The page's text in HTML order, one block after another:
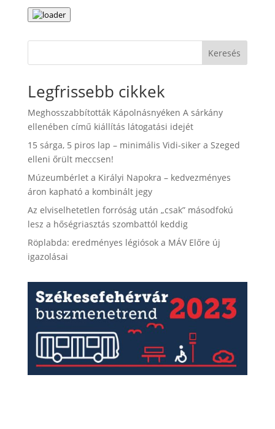
Keresés
Legfrissebb cikkek
Meghosszabbították Kápolnásnyéken A sárkány
ellenében című kiállítás látogatási idejét
15 sárga, 5 piros lap – minimális Vidi-siker a Szeged
elleni őrült meccsen!
Múzeumbérlet a Királyi Napokra – kedvezményes
áron kapható a kombinált jegy
Az elviselhetetlen forróság után „csak” másodfokú
lesz a hőségriasztás szombattól keddig
Röplabda: eredményes légiósok a MÁV Előre új
igazolásai